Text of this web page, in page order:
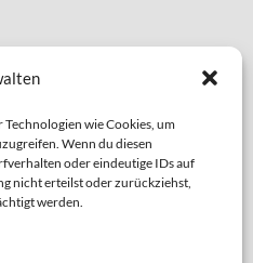
wie Cookies, um
Wenn du diesen
oder eindeutige IDs auf
nicht erteilst oder zurückziehst,
werden.